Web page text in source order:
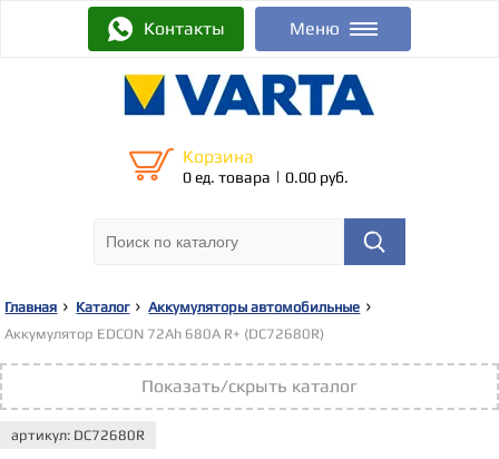
Контакты Меню
Корзина
0 ед. товара | 0.00 руб.
Главная Каталог
Аккумуляторы автомобильные
Аккумулятор EDCON 72Ah 680A R+ (DC72680R)
Показать/скрыть каталог
артикул: DC72680R